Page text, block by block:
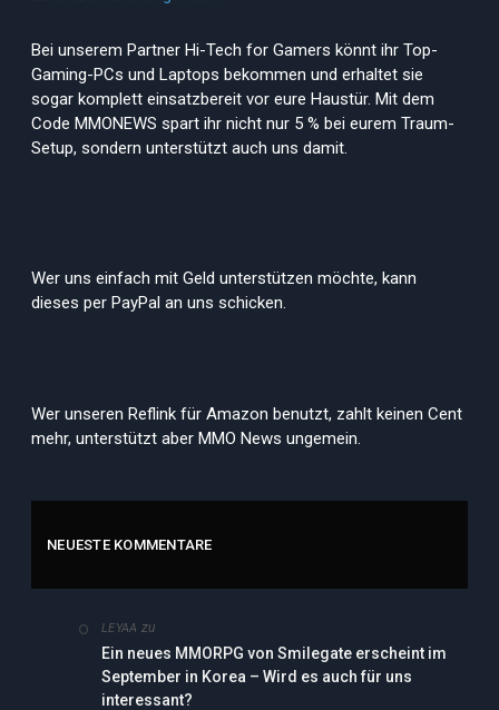
Bei unserem Partner Hi-Tech for Gamers könnt ihr Top-
Gaming-PCs und Laptops bekommen und erhaltet sie
sogar komplett einsatzbereit vor eure Haustür. Mit dem
Code MMONEWS spart ihr nicht nur 5 % bei eurem Traum-
Setup, sondern unterstützt auch uns damit.
Wer uns einfach mit Geld unterstützen möchte, kann
dieses per PayPal an uns schicken.
Wer unseren Reflink für Amazon benutzt, zahlt keinen Cent
mehr, unterstützt aber MMO News ungemein.
NEUESTE KOMMENTARE
LEYAA zu
Ein neues MMORPG von Smilegate erscheint im
September in Korea – Wird es auch für uns
interessant?